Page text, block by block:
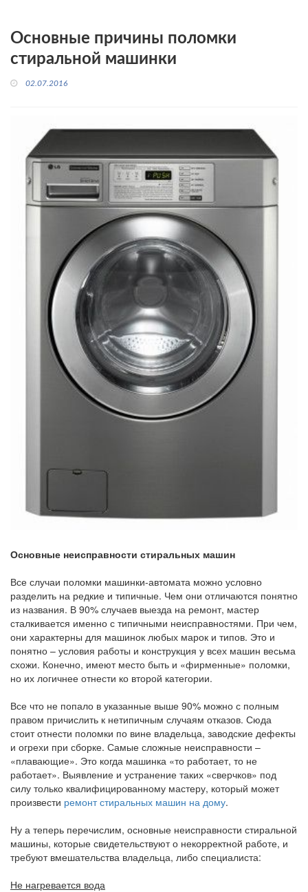
Основные причины поломки
стиральной машинки
02.07.2016
Основные неисправности стиральных машин
Все случаи поломки машинки-автомата можно условно
разделить на редкие и типичные. Чем они отличаются понятно
из названия. В 90% случаев выезда на ремонт, мастер
сталкивается именно с типичными неисправностями. При чем,
они характерны для машинок любых марок и типов. Это и
понятно – условия работы и конструкция у всех машин весьма
схожи. Конечно, имеют место быть и «фирменные» поломки,
но их логичнее отнести ко второй категории.
Все что не попало в указанные выше 90% можно с полным
правом причислить к нетипичным случаям отказов. Сюда
стоит отнести поломки по вине владельца, заводские дефекты
и огрехи при сборке. Самые сложные неисправности –
«плавающие». Это когда машинка «то работает, то не
работает». Выявление и устранение таких «сверчков» под
силу только квалифицированному мастеру, который может
произвести ремонт стиральных машин на дому.
Ну а теперь перечислим, основные неисправности стиральной
машины, которые свидетельствуют о некорректной работе, и
требуют вмешательства владельца, либо специалиста:
Не нагревается вода